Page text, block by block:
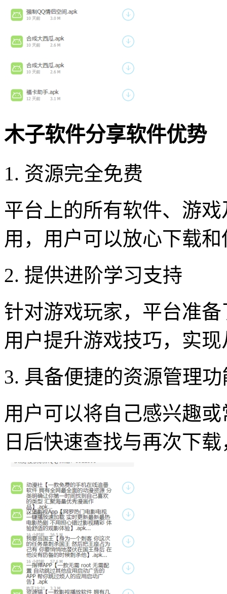
木子软件分享软件优势
1. 资源完全免费
平台上的所有软件、游
用，用户可以放心下载
2. 提供进阶学习支持
针对游戏玩家，平台准
用户提升游戏技巧，实
3. 具备便捷的资源管理功
用户可以将自己感兴趣
日后快速查找与再次下